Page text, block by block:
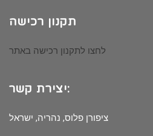
תקנון רכישה
לחצו לתקנון רכישה באתר
יצירת קשר:
ציפורן פלוס, נהריה, ישראל